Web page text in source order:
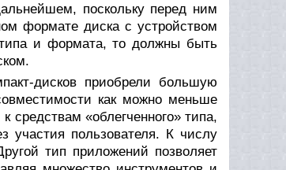
поскольку перед ним
формате диска с устройством
типа и формата, то должны быть
дисков приобрели большую
как можно меньше
средствам «облегченного» типа,
участия пользователя. К числу
тип приложений позволяет